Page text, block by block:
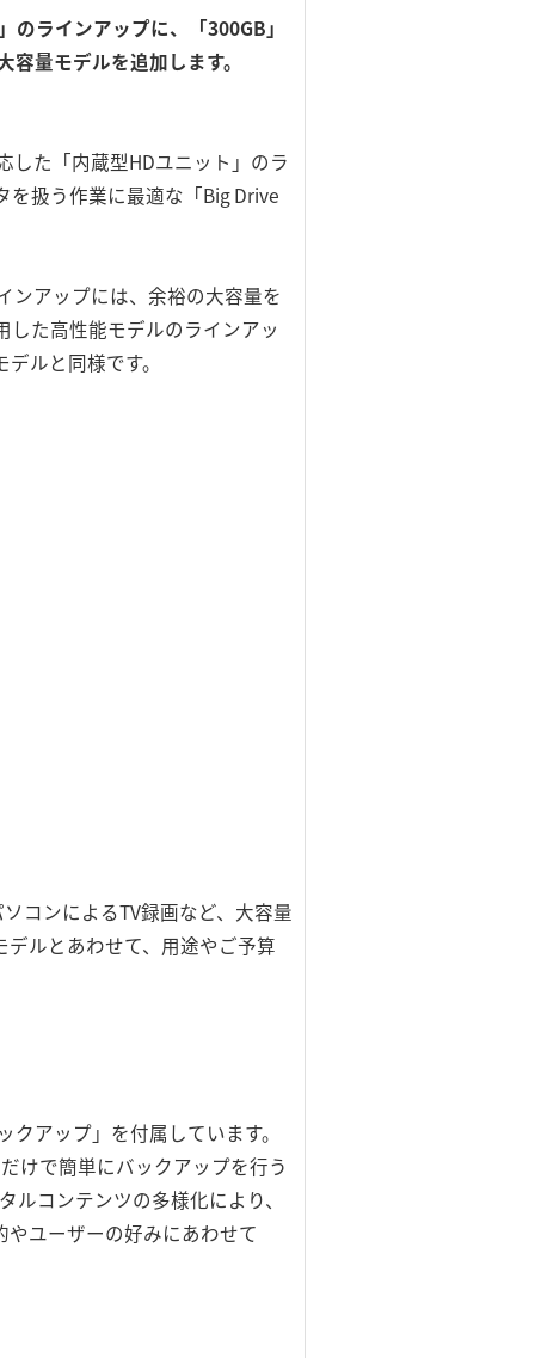
ラインアップに、「300GB」
量モデルを追加します。
た「内蔵型HDユニット」のラ
扱う作業に最適な「Big Drive
ンアップには、余裕の大容量を
た高性能モデルのラインアッ
ルと同様です。
コンによるTV録画など、大容量
ルとあわせて、用途やご予算
アップ」を付属しています。
けで簡単にバックアップを行う
コンテンツの多様化により、
ユーザーの好みにあわせて